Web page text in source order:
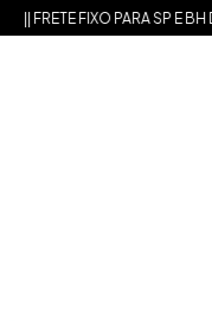
|| FRETE FIXO PARA SP E BH